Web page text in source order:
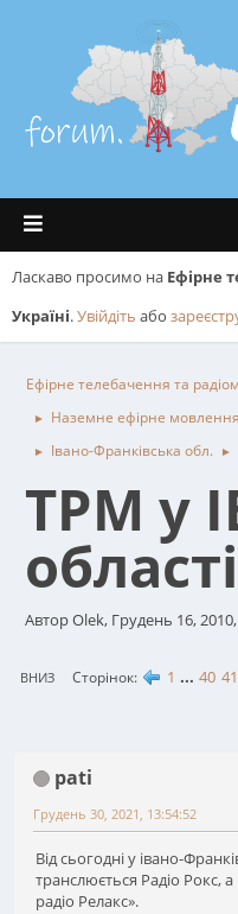
Ласкаво просимо на Ефірне
Україні.Увійдіть або
Ефірне телебачення та
► Наземне ефірне мовлення
► Івано-Франківська обл. ►
ТРМ у
області
Автор Olek, Грудень 16,
ВНИЗ Сторінок 1 ... 40 41
pati
Грудень 30, 2021, 13:54:52
Від сьогодні у івано-
транслюється Радіо Рокс,
радіо Релакс».